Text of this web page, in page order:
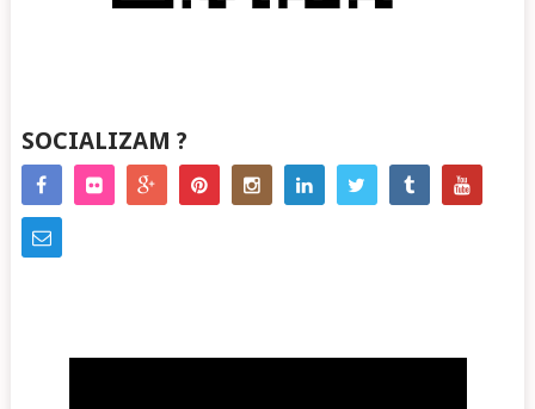
SOCIALIZAM ?